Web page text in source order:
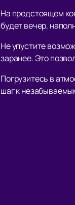
На предстоящем
будет вечер,
Не упустите
заранее. Это
Погрузитесь в
шаг к